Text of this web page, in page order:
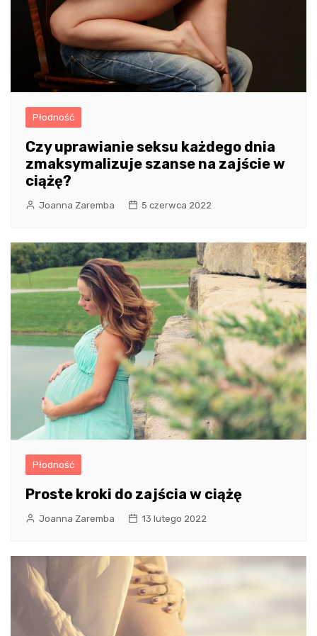
Płodność
Czy uprawianie seksu każdego dnia
zmaksymalizuje szanse na zajście w
ciążę?
Joanna Zaremba 5 czerwca 2022
Płodność
Proste kroki do zajścia w ciążę
Joanna Zaremba 13 lutego 2022